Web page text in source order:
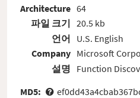
Architecture
파일 크기
언어
Company
설명
64
20.5 kb
U.S. English
Microsoft
Function
MD5: